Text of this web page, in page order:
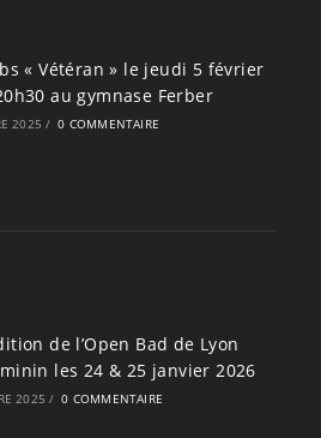
« Vétéran » le jeudi 5 février
au gymnase Ferber
2025 / 0 COMMENTAIRE
de l’Open Bad de Lyon
les 24 & 25 janvier 2026
2025 / 0 COMMENTAIRE